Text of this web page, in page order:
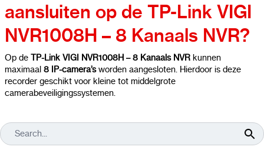
aansluiten op de TP-Link VIGI
NVR1008H – 8 Kanaals NVR?
Op de TP-Link VIGI NVR1008H – 8 Kanaals NVR kunnen
maximaal 8 IP-camera’sworden aangesloten. Hierdoor is deze
recorder geschikt voor kleine tot middelgrote
camerabeveiligingssystemen.